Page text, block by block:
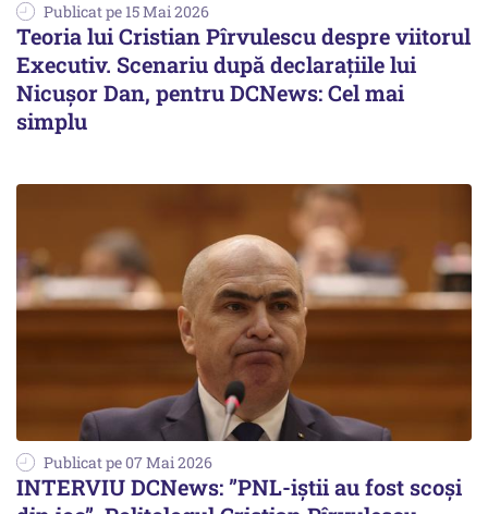
Publicat pe 15 Mai 2026
Teoria lui Cristian Pîrvulescu despre viitorul
Executiv. Scenariu după declarațiile lui
Nicușor Dan, pentru DCNews: Cel mai
simplu
Publicat pe 07 Mai 2026
INTERVIU DCNews: ”PNL-iștii au fost scoși